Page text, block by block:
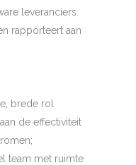
leveranciers.
rapporteert aan
brede rol
de effectiviteit
team met ruimte